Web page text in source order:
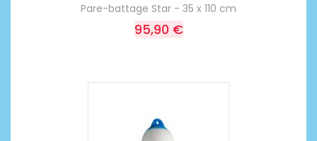
Pare-battage Star - 35 x 110 cm
95,90 €